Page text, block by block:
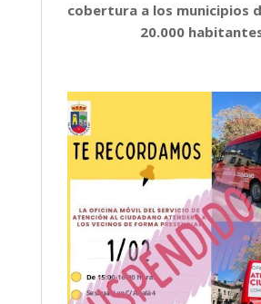
cobertura a los municipios
20.000